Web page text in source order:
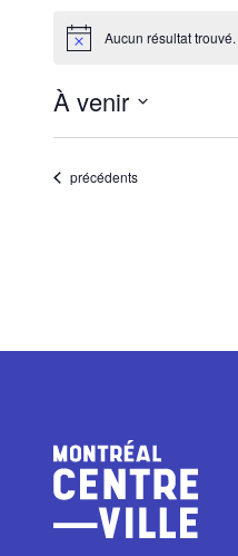
Notice Aucun résultat trouvé.
À venir
Sélectionnez
date.
Évènements
précédents